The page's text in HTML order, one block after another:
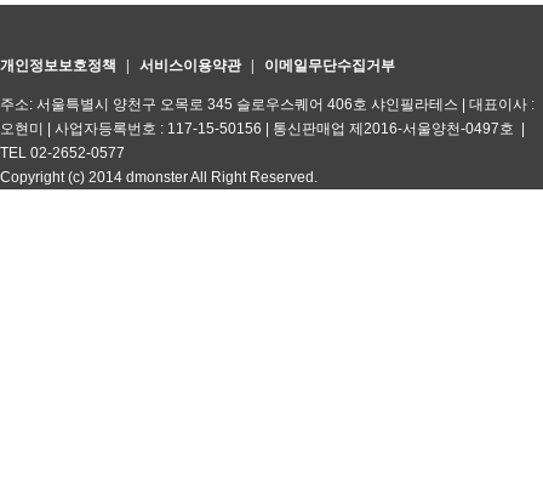
개인정보보호정책 | 서비스이용약관 | 이메일무단수집거부
주소: 서울특별시 양천구 오목로 345 슬로우스퀘어 406호 샤인필라테스
대표이사 :
오현미
사업자등록번호 : 117-15-50156 통신판매업 제2016-서울양천-0497호
TEL 02-2652-0577
Copyright (c) 2014 dmonster All Right Reserved.